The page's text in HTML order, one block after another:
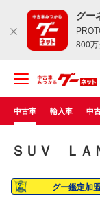
グー
800万
中古車 輸入車 中
ＳＵＶ ＬＡ
グー鑑定加